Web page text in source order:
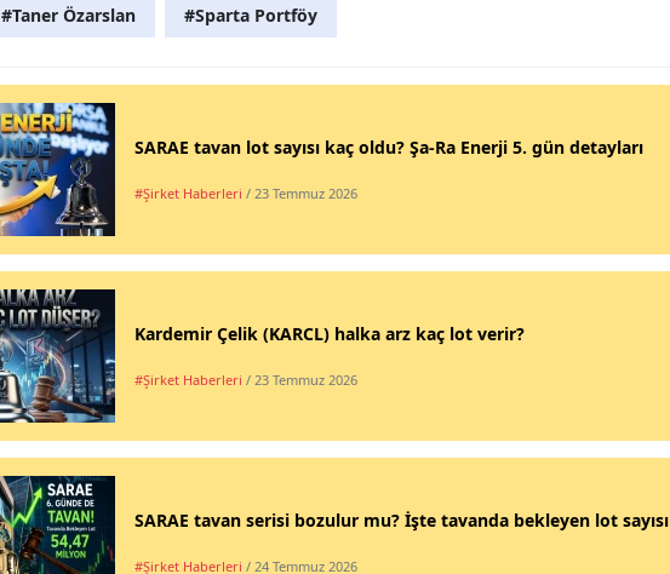
#Taner Özarslan #Sparta Portföy
SARAE tavan lot sayısı kaç oldu? Şa-Ra Enerji 5. gün detayları
#Şirket Haberleri / 23 Temmuz 2026
Kardemir Çelik (KARCL) halka arz kaç lot verir?
#Şirket Haberleri / 23 Temmuz 2026
SARAE tavan serisi bozulur mu? İşte tavanda bekleyen lot sayısı
#Şirket Haberleri / 24 Temmuz 2026